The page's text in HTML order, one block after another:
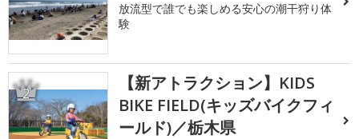
放流型で誰でも楽しめる安心の潮干狩り体
験
2
【新アトラクション】KIDS
BIKE FIELD(キッズバイクフィ
ールド)／栃木県